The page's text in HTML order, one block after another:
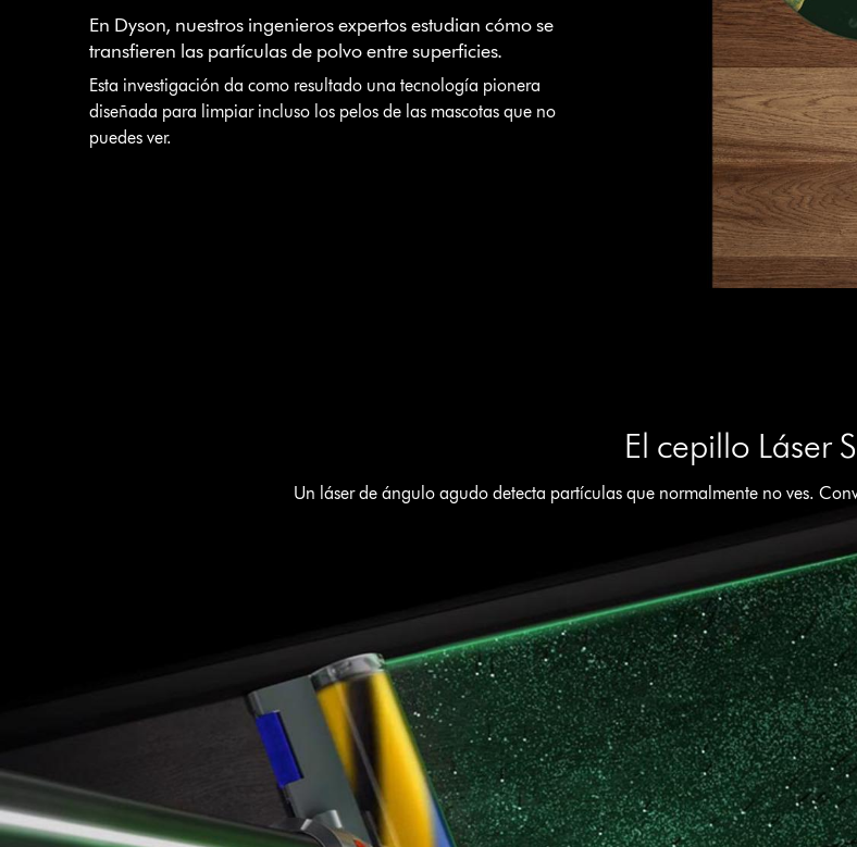
En Dyson, nuestros ingenieros expertos estudian cómo se
transfieren las partículas de polvo entre superficies.
Esta investigación da como resultado una tecnología pionera
diseñada para limpiar incluso los pelos de las mascotas que no
puedes ver.
El cepillo Láser
Un láser de ángulo agudo detecta partículas que normalmente no ves.